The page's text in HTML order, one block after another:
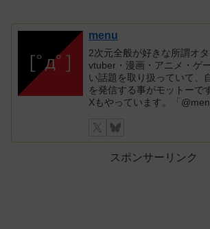
menu
2次元全般が好きな所謂オタ
vtuber・漫画・アニメ・ゲ
い話題を取り扱っていて、
を発信する事がモットーで
Xもやっています。「
スポンサーリンク